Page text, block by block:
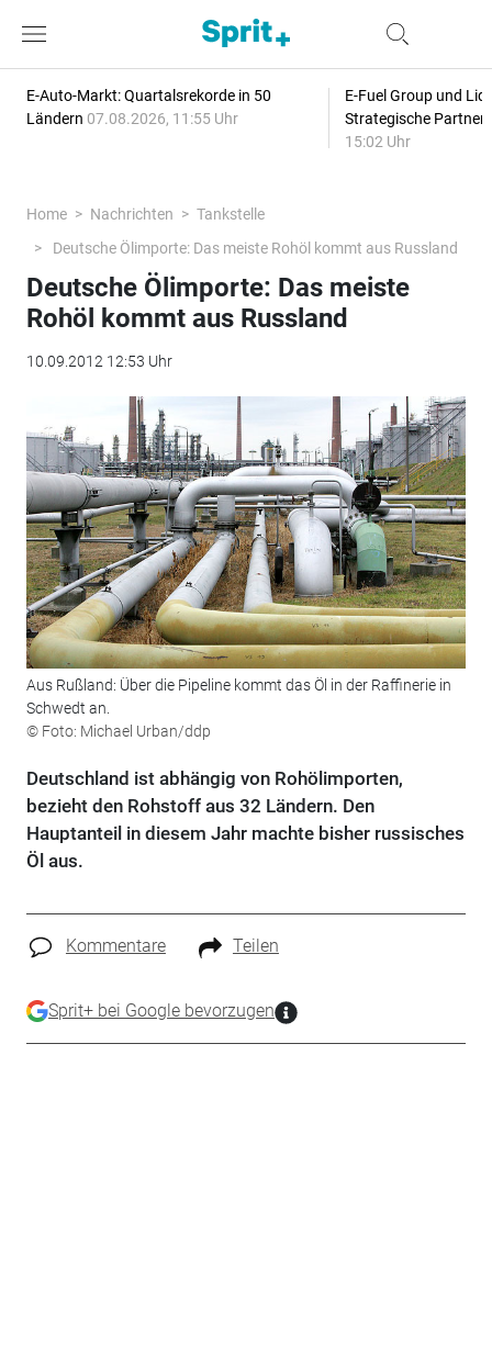
E-Auto-Markt: Quartalsrekorde in 50
Ländern 07.08.2026, 11:55 Uhr
E-Fuel Group und
Strategische
15:02 Uhr
Home Nachrichten
Tankstelle
Deutsche Ölimporte: Das meiste Rohöl kommt aus Russland
Deutsche Ölimporte: Das meiste
Rohöl kommt aus Russland
10.09.2012 12:53 Uhr
Aus Rußland: Über die Pipeline kommt das Öl in der Raffinerie in
Schwedt an.
© Foto: Michael Urban/ddp
Deutschland ist abhängig von Rohölimporten,
bezieht den Rohstoff aus 32 Ländern. Den
Hauptanteil in diesem Jahr machte bisher russisches
Öl aus.
Kommentare Teilen
Sprit+ bei Google bevorzugen